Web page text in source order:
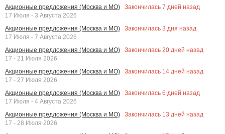
Акционные предложения (Москва и МО)
Закончилась 7 дней назад
17 Июля - 3 Августа 2026
Акционные предложения (Москва и МО)
Закончилась 3 дня назад
17 Июля - 7 Августа 2026
Акционные предложения (Москва и МО)
Закончилась 20 дней назад
17 - 21 Июля 2026
Акционные предложения (Москва и МО)
Закончилась 14 дней назад
17 - 27 Июля 2026
Акционные предложения (Москва и МО)
Закончилась 6 дней назад
17 Июля - 4 Августа 2026
Акционные предложения (Москва и МО)
Закончилась 13 дней назад
17 - 28 Июля 2026